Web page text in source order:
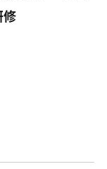
修